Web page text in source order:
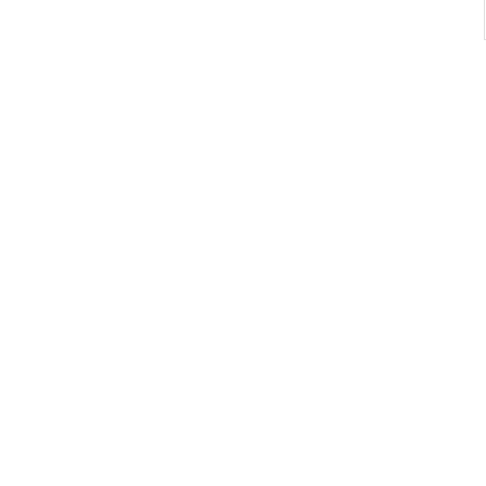
担损失。这种对称结构使股东
2023年，三星电子业绩大幅下